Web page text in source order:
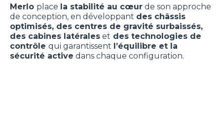
Merlo place la stabilité au cœur de son approche
de conception, en développant des châssis
optimisés, des centres de gravité surbaissés,
des cabines latérales et des technologies de
contrôle qui garantissent l’équilibre et la
sécurité active dans chaque configuration.